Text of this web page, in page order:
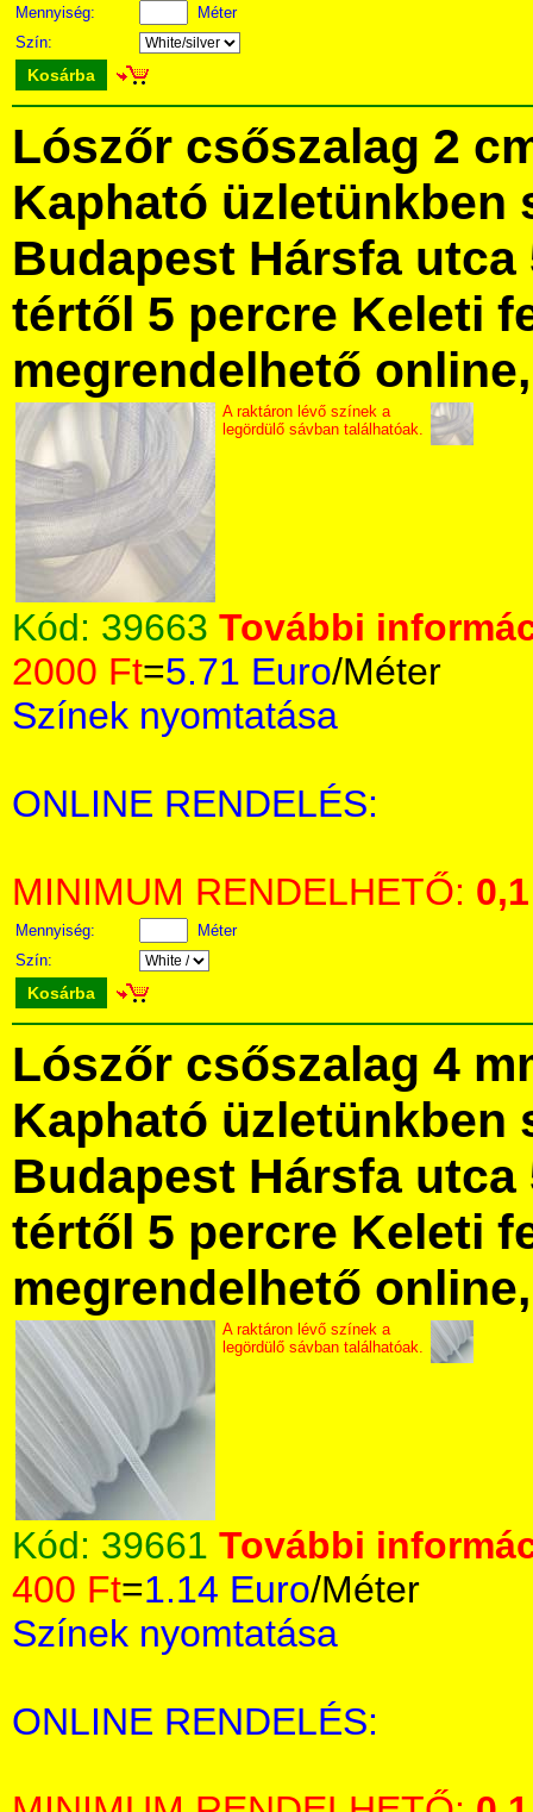
Mennyiség:
Méter
Szín:
Kosárba
Lószőr csőszalag 2
Kapható üzletünkben
Budapest Hársfa utca
tértől 5 percre Keleti
megrendelhető
A raktáron lévő színek a
legördülő sávban találhatóak.
Kód: 39663 További
2000 Ft=5.71 Euro/Méter
Színek nyomtatása
ONLINE RENDELÉS:
MINIMUM RENDELHETŐ: 0,1
Mennyiség:
Méter
Szín:
Kosárba
Lószőr csőszalag 4
Kapható üzletünkben
Budapest Hársfa utca
tértől 5 percre Keleti
megrendelhető
A raktáron lévő színek a
legördülő sávban találhatóak.
Kód: 39661 További
400 Ft=1.14 Euro/Méter
Színek nyomtatása
ONLINE RENDELÉS: